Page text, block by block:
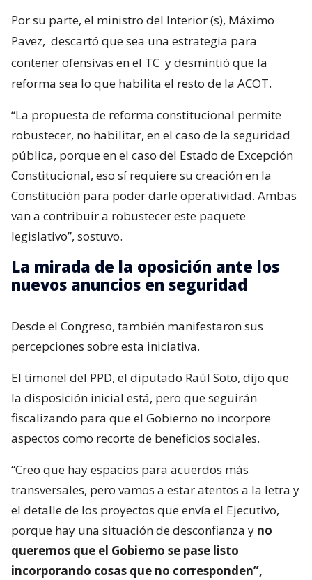
Por su parte, el ministro del Interior (s), Máximo
Pavez, descartó que sea una estrategia para
contener ofensivas en el TC y desmintió que la
reforma sea lo que habilita el resto de la ACOT.
“La propuesta de reforma constitucional permite
robustecer, no habilitar, en el caso de la seguridad
pública, porque en el caso del Estado de Excepción
Constitucional, eso sí requiere su creación en la
Constitución para poder darle operatividad. Ambas
van a contribuir a robustecer este paquete
legislativo”, sostuvo.
La mirada de la oposición ante los
nuevos anuncios en seguridad
Desde el Congreso, también manifestaron sus
percepciones sobre esta iniciativa.
El timonel del PPD, el diputado Raúl Soto, dijo que
la disposición inicial está, pero que seguirán
fiscalizando para que el Gobierno no incorpore
aspectos como recorte de beneficios sociales.
“Creo que hay espacios para acuerdos más
transversales, pero vamos a estar atentos a la letra y
el detalle de los proyectos que envía el Ejecutivo,
porque hay una situación de desconfianza y no
queremos que el Gobierno se pase listo
incorporando cosas que no corresponden”,